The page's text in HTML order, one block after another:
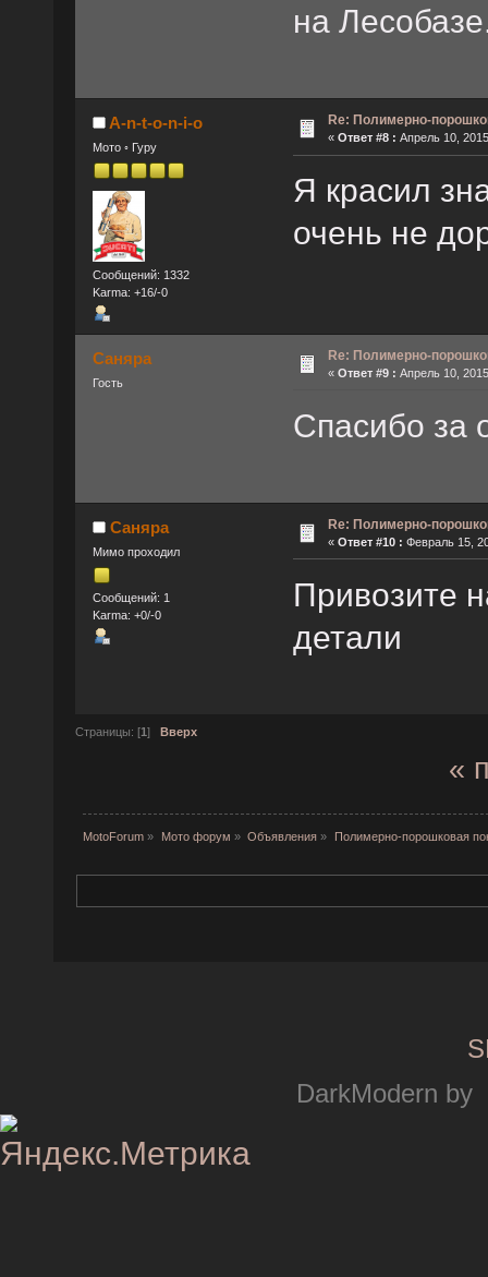
на
A-n-t-o-n-i-o
Мото ◦ Гуру
Сообщений: 1332
Karma: +16/-0
Re: Полимерно-
« Ответ #8 : Апрель 10,
Я красил
очень не
Саняра
Гость
Re: Полимерно-
« Ответ #9 : Апрель 10,
Спасибо за
Саняра
Мимо проходил
Сообщений: 1
Karma: +0/-0
Re: Полимерно-
« Ответ #10 : Февраль 15,
Привозите
детали
Страницы: [1] Вверх
«
MotoForum » Мото форум » Объявления » Полимерно-порошковая
DarkModern by